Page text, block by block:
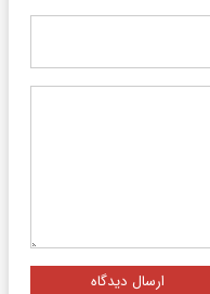
ارسال دیدگاه